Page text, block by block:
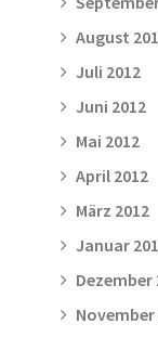
August
Juli 2012
Juni 2012
Mai 2012
April 2012
März 2012
Januar
Dezember
November